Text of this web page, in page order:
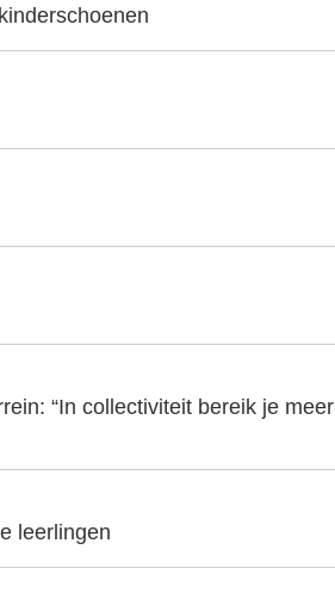
“In collectiviteit bereik je meer
leerlingen